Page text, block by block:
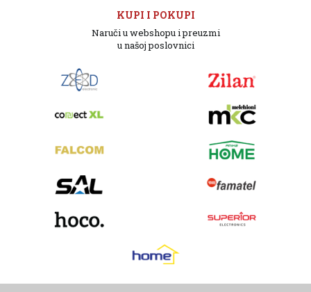
KUPI I POKUPI
Naruči u webshopu i preuzmi
u našoj poslovnici